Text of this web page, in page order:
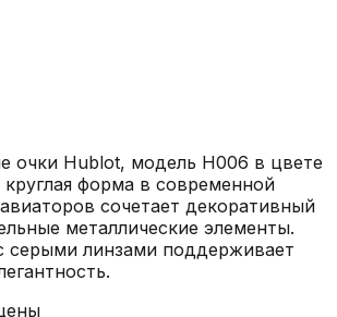
очки Hublot, модель H006 в цвете
круглая форма в современной
сочетает декоративный
металлические элементы.
серыми линзами поддерживает